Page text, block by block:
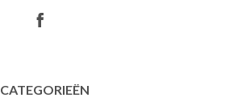
CATEGORIEËN